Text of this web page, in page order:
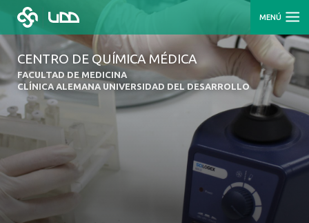
MENÚ
CENTRO DE QUÍMICA MÉDICA
FACULTAD DE MEDICINA
CLÍNICA ALEMANA UNIVERSIDAD DEL DESARROLLO